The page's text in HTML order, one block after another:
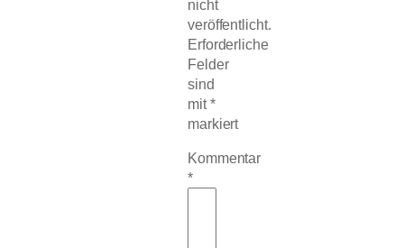
nicht
veröffentlicht.
Erforderliche
Felder
sind
mit*
markiert
Kommentar
*